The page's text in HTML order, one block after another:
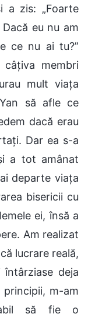
a zis: „Foarte
eu nu am
ce nu ai tu?”
membri
mult viața
să afle ce
dacă erau
Dar ea s-a
a tot amânat
departe viața
bisericii cu
ei, însă a
Am realizat
lucrare reală,
deja
principii, m-am
să fie o